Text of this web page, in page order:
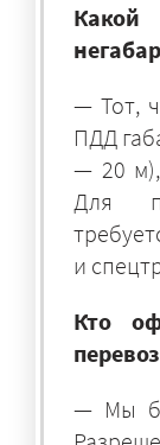
— Тот,
ПДД
— 20
Для
и
Кто
— Мы